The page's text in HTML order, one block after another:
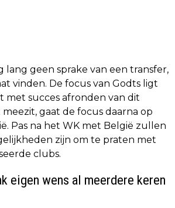
lang geen sprake van een transfer,
vinden. De focus van Godts ligt
met succes afronden van dit
meezit, gaat de focus daarna op
Pas na het WK met België zullen
zijn om te praten met
clubs.
eigen wens al meerdere keren